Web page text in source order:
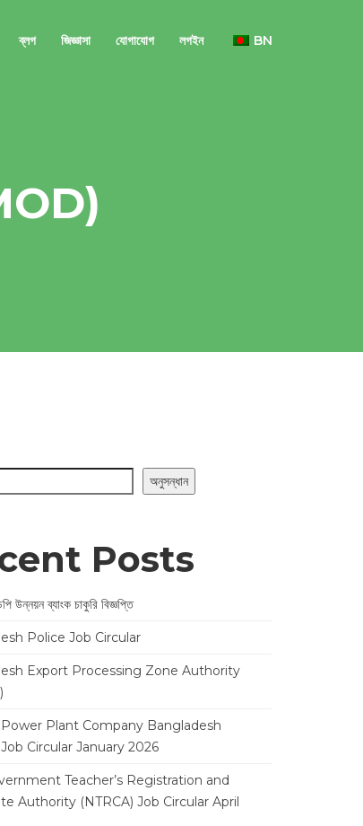
ব্লগ জিজ্ঞাসা যোগাযোগ লগইন BN
অনুসন্ধান
Posts
উন্নয়ন ব্যাংক চাকুরি বিজ্ঞপ্তি
Police Job Circular
Export Processing Zone Authority
Plant Company Bangladesh
Circular January 2026
Teacher’s Registration and
Authority (NTRCA) Job Circular April